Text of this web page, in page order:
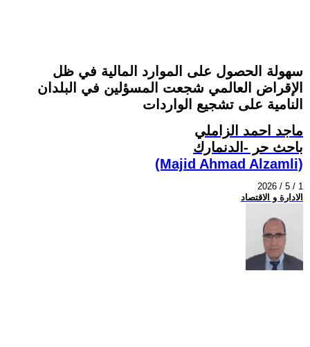
سهولة الحصول على الموارد المالية في ظل
الإقراض العالمي شجعت المسؤلين في البلدان
النامية على تشجيع الواردات
ماجد احمد الزاملي
باحث حر -الدنمارك
(Majid Ahmad Alzamli)
2026 / 5 / 1
الادارة و الاقتصاد